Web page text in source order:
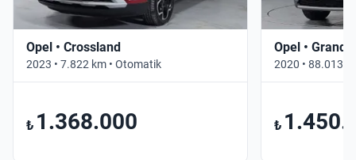
Opel • Crossland
2023 • 7.822 km • Otomatik
₺ 1.368.000
Opel •
2020 • 88.013
₺